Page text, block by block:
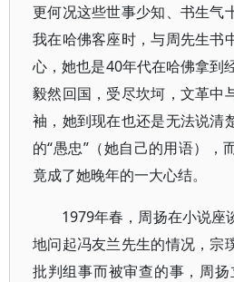
更何况这些世事少知、书生气
我在哈佛客座时，与周先生书
心，她也是40年代在哈佛拿到
毅然回国，受尽坎坷，文革中
袖，她到现在也还是无法说清
的“愚忠”（她自己的用语），
竟成了她晚年的一大心结。
1979年春，周扬在小说座
地问起冯友兰先生的情况，宗
批判组事而被审查的事，周